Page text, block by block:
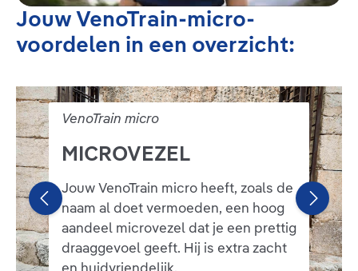
Powered byUsercentrics Consent
Management Platform
Jouw VenoTrain-micro-
voordelen in een overzicht:
Bildergalerie überspringen
VenoTrain micro
MICROVEZEL
Jouw VenoTrain micro heeft, zoals de
naam al doet vermoeden, een hoog
aandeel microvezel dat je een prettig
draaggevoel geeft. Hij is extra zacht